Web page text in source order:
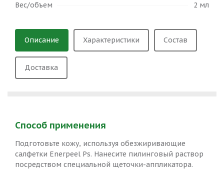
Вес/объем
2 мл
Описание Характеристики Состав
Доставка
Способ применения
Подготовьте кожу, используя обезжиривающие
салфетки Enerpeel Ps. Нанесите пилинговый раствор
посредством специальной щеточки-аппликатора.